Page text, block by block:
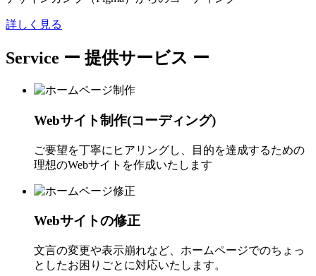
詳しく見る
Service ー 提供サービス ー
Webサイト制作(コーディング)
ご要望を丁寧にヒアリングし、目的を達成するための
理想のWebサイトを作成いたします
Webサイトの修正
文言の変更や表示崩れなど、ホームページでのちょっ
としたお困りごとに対応いたします。